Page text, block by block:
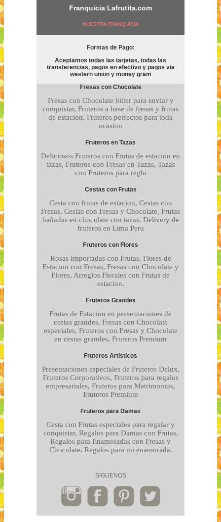
Franquicia Lafrutita.com
NUESTRA FRANQUICIA
Formas de Pago:
Aceptamos todas las tarjetas, todas las
transferencias, pagos en efectivo y pagos via
western union y money gram
Fresas con Chocolate
Fresas con Chocolate bitter para enviar y
conquistar, Fruteros a base de fresas y frutas
de estacion, Fruteros perfectos para toda
ocasion
Fruteros en Tazas
Deliciosos Fruteros con Frutas de estacion en
tazas, Fruteros con Fresas en Tazas, Tazas
con Fruteros para reglo
Cestas con Frutas
Cesta con frutas de estacion, Cestas con
Fresas, Cestas con Fresas y Chocolate, Frutas
bañadas en chocolate con tazas. Delivery de
fruteros en Lima Peru
Fruteros con Flores
Rosas Importadas con Frutas, Flores de
Estacion con Fresas, Fresas con Chocolate y
Flores, Arreglos Florales con Frutas de
estacion.
Fruteros Grandes
Frutas de Estacion en presentaciones de
cestas grandes, Fresas con Chocolate
especiales, Fruteros con Fresas y Chocolate
en cestas grandes, Fruteros Premium
Fruteros Artisticos
Presentaciones especiales de Fruteros Delux,
Fruteros Corporativos, Fruteros para regalos
empresariales, Fruteros para Matrimonios,
Fruteros Premium
Fruteros para Damas
Cesta con Frutas especiales para regalar y
conquistar, Regalos para Damas con Frutas,
Regalos para Enamoradas con Fresas y
Chocolate, Regalos para mi enamorada.
SIGUENOS